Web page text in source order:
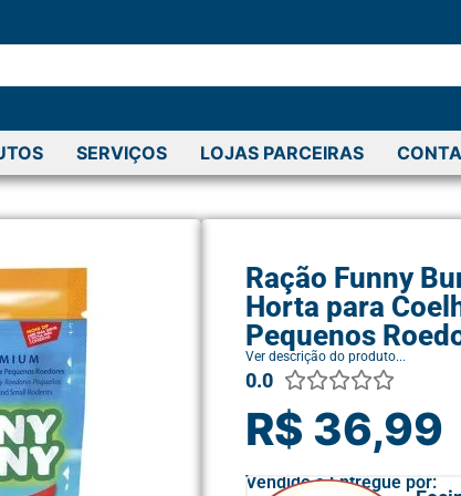
SERVIÇOS LOJAS PARCEIRAS
Ração Funny
Horta para
Pequenos
Ver descrição do produto...
0.0 
R$ 36,99
Vendido e Entregue por: